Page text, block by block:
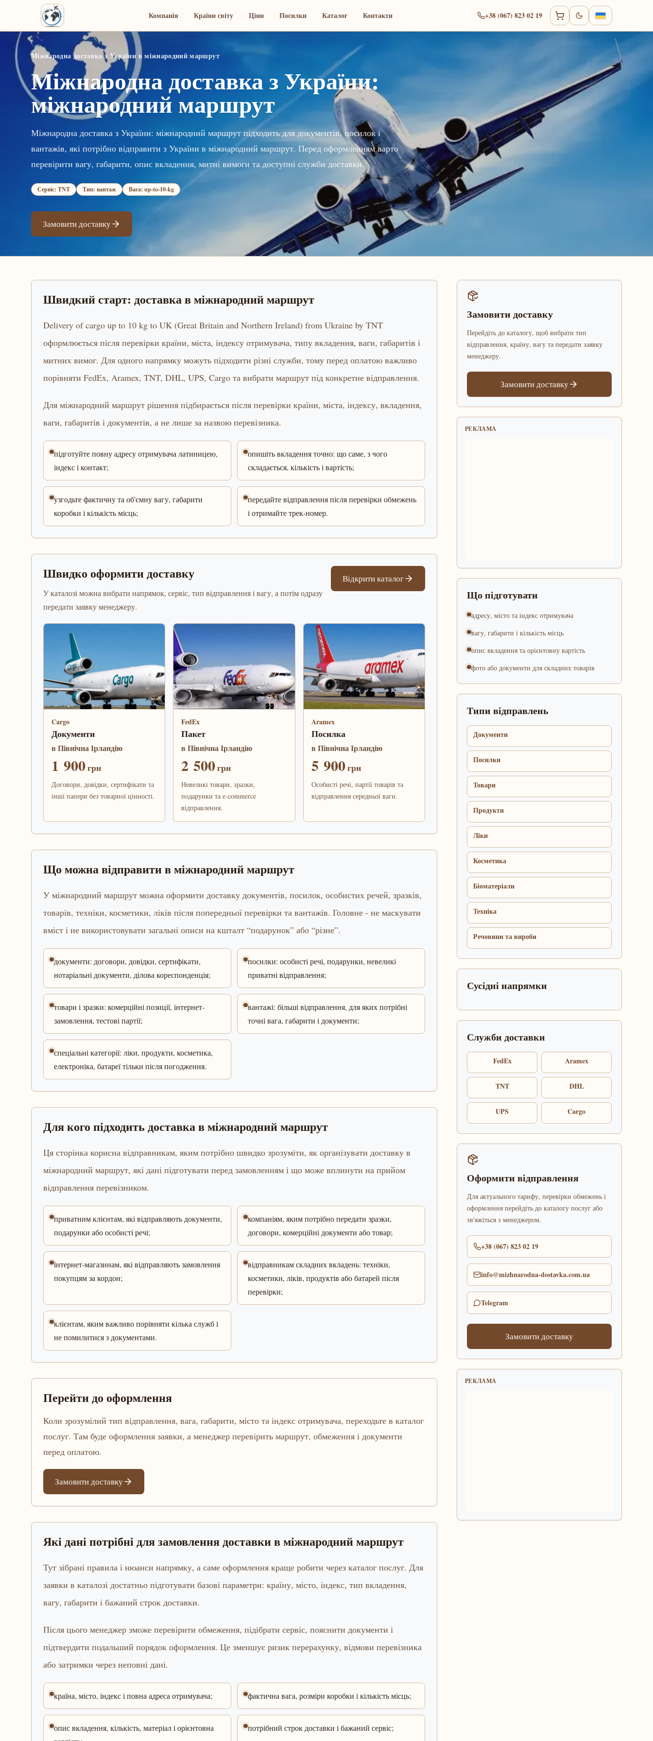
Компанія Країни світу Ціни Посилки Каталог Контакти +38 (067) 823 02 19
Міжнародна доставка з України в міжнародний маршрут
Міжнародна доставка з України:
міжнародний маршрут
Міжнародна доставка з України: міжнародний маршрут підходить для документів, посилок і
вантажів, які потрібно відправити з України в міжнародний маршрут. Перед оформленням варто
перевірити вагу, габарити, опис вкладення, митні вимоги та доступні служби доставки.
Сервіс: TNT Тип: вантаж Вага: up-to-10-kg
Замовити доставку
Швидкий старт: доставка в міжнародний маршрут
Delivery of cargo up to 10 kg to UK (Great Britain and Northern Ireland) from Ukraine by TNT
оформлюється після перевірки країни, міста, індексу отримувача, типу вкладення, ваги, габаритів і
митних вимог. Для одного напрямку можуть підходити різні служби, тому перед оплатою важливо
порівняти FedEx, Aramex, TNT, DHL, UPS, Cargo та вибрати маршрут під конкретне відправлення.
Для міжнародний маршрут рішення підбирається після перевірки країни, міста, індексу, вкладення,
ваги, габаритів і документів, а не лише за назвою перевізника.
підготуйте повну адресу отримувача латиницею,
індекс і контакт;
опишіть вкладення точно: що саме, з чого
складається, кількість і вартість;
узгодьте фактичну та об'ємну вагу, габарити
коробки і кількість місць;
передайте відправлення після перевірки обмежень
і отримайте трек-номер.
Швидко оформити доставку
У каталозі можна вибрати напрямок, сервіс, тип відправлення і вагу, а потім одразу
передати заявку менеджеру.
Відкрити каталог
Cargo
Документи
в Північна Ірландію
1 900грн
Договори, довідки, сертифікати та
інші папери без товарної цінності.
FedEx
Пакет
в Північна Ірландію
2 500грн
Невеликі товари, зразки,
подарунки та e-commerce
відправлення.
Aramex
Посилка
в Північна Ірландію
5 900грн
Особисті речі, партії товарів та
відправлення середньої ваги.
Що можна відправити в міжнародний маршрут
У міжнародний маршрут можна оформити доставку документів, посилок, особистих речей, зразків,
товарів, техніки, косметики, ліків після попередньої перевірки та вантажів. Головне - не маскувати
вміст і не використовувати загальні описи на кшталт “подарунок” або “різне”.
документи: договори, довідки, сертифікати,
нотаріальні документи, ділова кореспонденція;
посилки: особисті речі, подарунки, невеликі
приватні відправлення;
товари і зразки: комерційні позиції, інтернет-
замовлення, тестові партії;
вантажі: більші відправлення, для яких потрібні
точні вага, габарити і документи;
спеціальні категорії: ліки, продукти, косметика,
електроніка, батареї тільки після погодження.
Для кого підходить доставка в міжнародний маршрут
Ця сторінка корисна відправникам, яким потрібно швидко зрозуміти, як організувати доставку в
міжнародний маршрут, які дані підготувати перед замовленням і що може вплинути на прийом
відправлення перевізником.
приватним клієнтам, які відправляють документи,
подарунки або особисті речі;
компаніям, яким потрібно передати зразки,
договори, комерційні документи або товар;
інтернет-магазинам, які відправляють замовлення
покупцям за кордон;
відправникам складних вкладень: техніки,
косметики, ліків, продуктів або батарей після
перевірки;
клієнтам, яким важливо порівняти кілька служб і
не помилитися з документами.
Перейти до оформлення
Коли зрозумілий тип відправлення, вага, габарити, місто та індекс отримувача, переходьте в каталог
послуг. Там буде оформлення заявки, а менеджер перевірить маршрут, обмеження і документи
перед оплатою.
Замовити доставку
Які дані потрібні для замовлення доставки в міжнародний маршрут
Тут зібрані правила і нюанси напрямку, а саме оформлення краще робити через каталог послуг. Для
заявки в каталозі достатньо підготувати базові параметри: країну, місто, індекс, тип вкладення,
вагу, габарити і бажаний строк доставки.
Після цього менеджер зможе перевірити обмеження, підібрати сервіс, пояснити документи і
підтвердити подальший порядок оформлення. Це зменшує ризик перерахунку, відмови перевізника
або затримки через неповні дані.
країна, місто, індекс і повна адреса отримувача; фактична вага, розміри коробки і кількість місць;
опис вкладення, кількість, матеріал і орієнтовна
потрібний строк доставки і бажаний сервіс;
Замовити доставку
Перейдіть до каталогу, щоб вибрати тип
відправлення, країну, вагу та передати заявку
менеджеру.
Замовити доставку
РЕКЛАМА
Що підготувати
адресу, місто та індекс отримувача
вагу, габарити і кількість місць
опис вкладення та орієнтовну вартість
фото або документи для складних товарів
Типи відправлень
Документи
Посилки
Товари
Продукти
Ліки
Косметика
Біоматеріали
Техніка
Речовини та вироби
Сусідні напрямки
Служби доставки
FedEx Aramex
TNT DHL
UPS Cargo
Оформити відправлення
Для актуального тарифу, перевірки обмежень і
оформлення перейдіть до каталогу послуг або
зв'яжіться з менеджером.
+38 (067) 823 02 19
info@mizhnarodna-dostavka.com.ua
Telegram
Замовити доставку
РЕКЛАМА